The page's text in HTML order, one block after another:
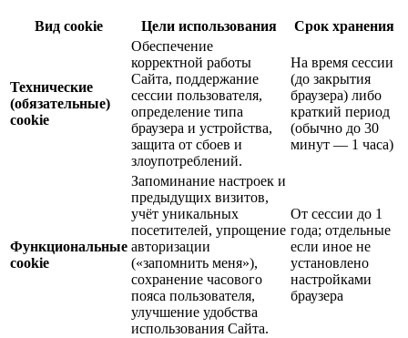
Вид cookie Цели использования Срок хранения
Технические
(обязательные)
cookie
Обеспечение
корректной работы
Сайта, поддержание
сессии пользователя,
определение типа
браузера и устройства,
защита от сбоев и
злоупотреблений.
На время сессии
(до закрытия
браузера) либо
краткий период
(обычно до 30
минут — 1 часа)
Функциональные
cookie
Запоминание настроек и
предыдущих визитов,
учёт уникальных
посетителей, упрощение
авторизации
(«запомнить меня»),
сохранение часового
пояса пользователя,
улучшение удобства
использования Сайта.
От сессии до 1
года; отдельные
если иное не
установлено
настройками
браузера